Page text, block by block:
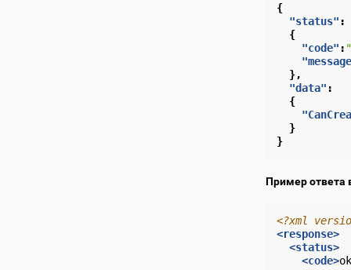
{
"status" :
{
"code" :
},
"data" :
{
}
}
Пример ответа
<?xml
<response>
<status>
<code>ok